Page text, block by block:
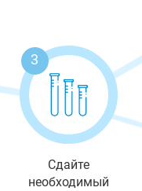
3
Сдайте
необходимый